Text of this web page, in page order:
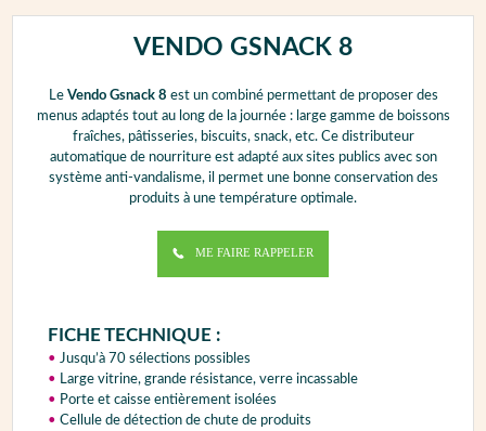
VENDO GSNACK 8
Le Vendo Gsnack 8 est un combiné permettant de proposer des
menus adaptés tout au long de la journée : large gamme de boissons
fraîches, pâtisseries, biscuits, snack, etc. Ce distributeur
automatique de nourriture est adapté aux sites publics avec son
système anti-vandalisme, il permet une bonne conservation des
produits à une température optimale.
ME FAIRE RAPPELER
FICHE TECHNIQUE :
• Jusqu’à 70 sélections possibles
• Large vitrine, grande résistance, verre incassable
• Porte et caisse entièrement isolées
• Cellule de détection de chute de produits